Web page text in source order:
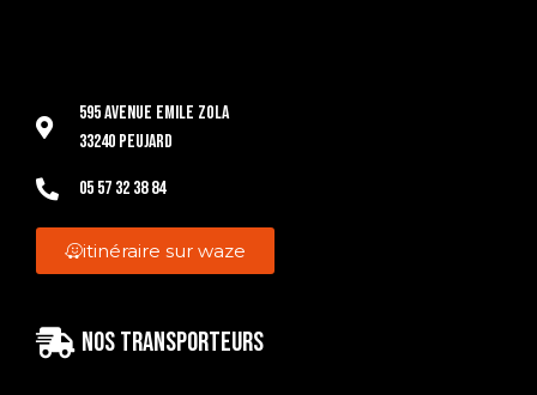
595 Avenue Emile Zola
33240 Peujard
05 57 32 38 84
itinéraire sur waze
Nos transporteurs